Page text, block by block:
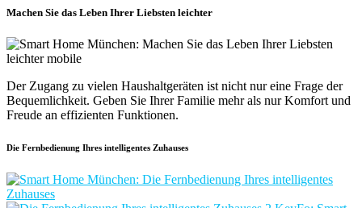
Machen Sie das Leben Ihrer Liebsten leichter
Der Zugang zu vielen Haushaltgeräten ist nicht nur eine Frage der
Bequemlichkeit. Geben Sie Ihrer Familie mehr als nur Komfort und
Freude an effizienten Funktionen.
Die Fernbedienung Ihres intelligentes Zuhauses